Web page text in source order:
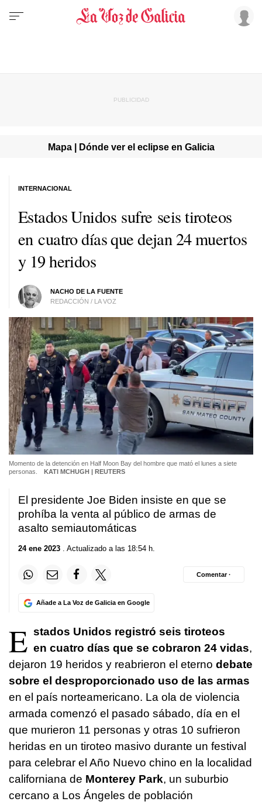
Mapa | Dónde ver el eclipse en Galicia
Estados Unidos sufre seis tiroteos
en cuatro días que dejan 24 muertos
y 19 heridos
NACHO DE LA FUENTE
REDACCIÓN / LA VOZ
INTERNACIONAL
Momento de la detención en Half Moon Bay del hombre que mató el lunes a siete
personas.
KATI MCHUGH | REUTERS
El presidente Joe Biden insiste en que se
prohíba la venta al público de armas de
asalto semiautomáticas
24 ene 2023 . Actualizado a las 18:54 h.
Añade a La Voz de Galicia en Google
Comentar ·
E stados Unidos registró seis tiroteos
en cuatro días que se cobraron 24 vidas,
dejaron 19 heridos y reabrieron el eterno debate
sobre el desproporcionado uso de las armas
en el país norteamericano. La ola de violencia
armada comenzó el pasado sábado, día en el
que murieron 11 personas y otras 10 sufrieron
heridas en un tiroteo masivo durante un festival
para celebrar el Año Nuevo chino en la localidad
californiana de Monterey Park, un suburbio
cercano a Los Ángeles de población